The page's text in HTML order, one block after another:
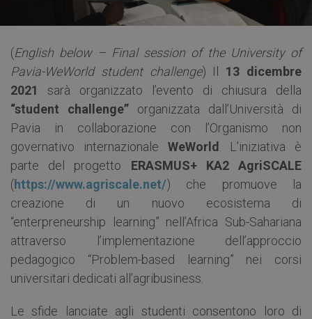
(English below – Final session of the University of
Pavia-WeWorld student challenge) Il 13 dicembre
2021
sarà organizzato l’evento di chiusura della
“student challenge” organizzata dall’Università di
Pavia in collaborazione con l’Organismo non
governativo internazionale WeWorld . L’iniziativa è
parte del progetto ERASMUS+ KA2 AgriSCALE
(https://www.agriscale.net/) che promuove la
creazione di un nuovo ecosistema di
“enterpreneurship learning” nell’Africa Sub-Sahariana
attraverso l’implementazione dell’approccio
pedagogico “Problem-based learning” nei corsi
universitari dedicati all’agribusiness.
Le sfide lanciate agli studenti consentono loro di